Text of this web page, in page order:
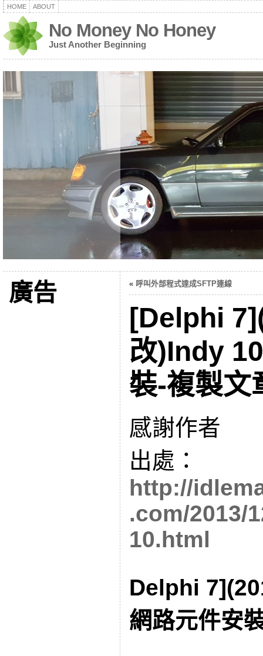
HOME ABOUT
No Money No Honey
Just Another Beginning
廣告 « 呼叫外部程式達成SFTP連線
[Delphi
改)Indy
裝-複製文
感謝作者
出處：
http://
.com/2013/
10.html
Delphi
網路元件安